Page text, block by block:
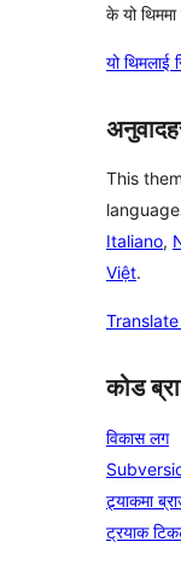
के यो थिममा
यो थिमलाई
This
Italiano,
Việt.
कोड
विकास लग
ट्र्याकमा
ट्रयाक